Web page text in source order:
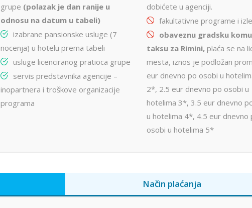
grupe (polazak je dan ranije u
odnosu na datum u tabeli)
izabrane pansionske usluge (7
nocenja) u hotelu prema tabeli
usluge licenciranog pratioca grupe
servis predstavnika agencije –
inopartnera i troškove organizacije
programa
dobićete u agenciji.
fakultativne programe i
obaveznu gradsku
taksu za Rimini, plaća se na
mesta, iznos je podložan
eur dnevno po osobi u
2*, 2.5 eur dnevno po osobi u
hotelima 3*, 3.5 eur dnevno
u hotelima 4*, 4.5 eur dnevno
osobi u hotelima 5*
Način plaćanja